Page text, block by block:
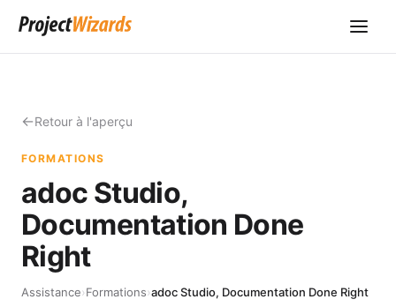
Retour à l'aperçu
FORMATIONS
adoc Studio,
Documentation Done
Right
Assistance›Formations›adoc Studio, Documentation Done Right